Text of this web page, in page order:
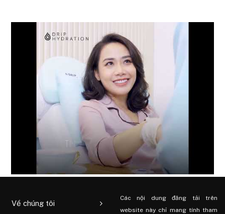
Về chúng tôi
Các nội dung đăng tải trên
website này chỉ mang tính tham